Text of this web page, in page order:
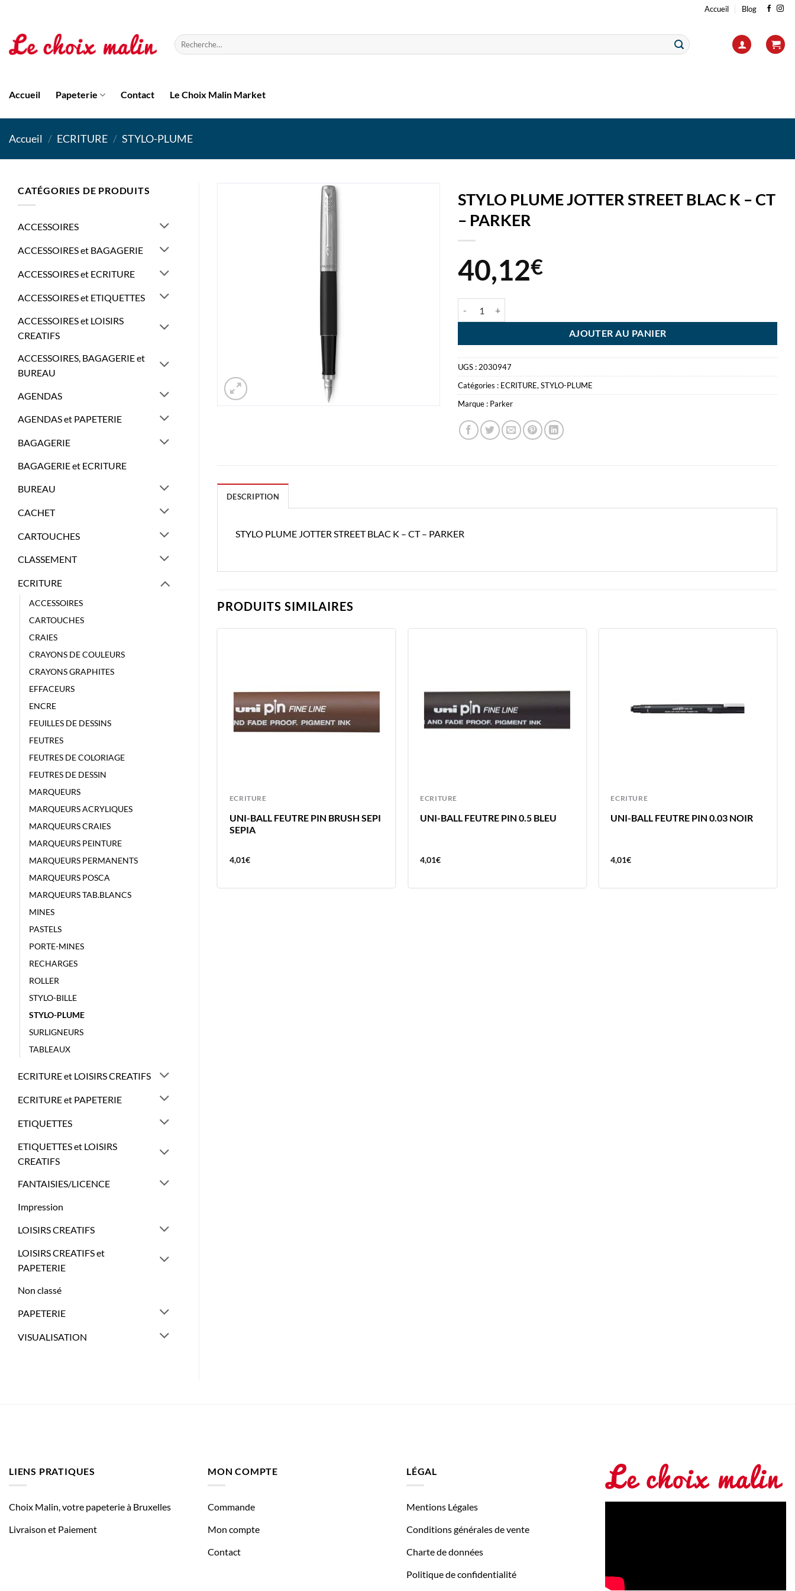
contenu
Accueil Blog
Recherche
pour :
Accueil Papeterie Contact Le Choix Malin Market
Accueil / ECRITURE / STYLO-PLUME
CATÉGORIES DE PRODUITS
ACCESSOIRES
ACCESSOIRES et BAGAGERIE
ACCESSOIRES et ECRITURE
ACCESSOIRES et ETIQUETTES
ACCESSOIRES et LOISIRS
CREATIFS
ACCESSOIRES, BAGAGERIE et
BUREAU
AGENDAS
AGENDAS et PAPETERIE
BAGAGERIE
BAGAGERIE et ECRITURE
BUREAU
CACHET
CARTOUCHES
CLASSEMENT
ECRITURE
ACCESSOIRES
CARTOUCHES
CRAIES
CRAYONS DE COULEURS
CRAYONS GRAPHITES
EFFACEURS
ENCRE
FEUILLES DE DESSINS
FEUTRES
FEUTRES DE COLORIAGE
FEUTRES DE DESSIN
MARQUEURS
MARQUEURS ACRYLIQUES
MARQUEURS CRAIES
MARQUEURS PEINTURE
MARQUEURS PERMANENTS
MARQUEURS POSCA
MARQUEURS TAB.BLANCS
MINES
PASTELS
PORTE-MINES
RECHARGES
ROLLER
STYLO-BILLE
STYLO-PLUME
SURLIGNEURS
TABLEAUX
ECRITURE et LOISIRS CREATIFS
ECRITURE et PAPETERIE
ETIQUETTES
ETIQUETTES et LOISIRS
CREATIFS
FANTAISIES/LICENCE
Impression
LOISIRS CREATIFS
LOISIRS CREATIFS et
PAPETERIE
Non classé
PAPETERIE
VISUALISATION
STYLO PLUME JOTTER STREET BLAC K – CT
– PARKER
40,12€
AJOUTER AU PANIER
UGS : 2030947
Catégories : ECRITURE,STYLO-PLUME
Marque : Parker
DESCRIPTION
STYLO PLUME JOTTER STREET BLAC K – CT – PARKER
PRODUITS SIMILAIRES
ECRITURE
UNI-BALL FEUTRE PIN BRUSH SEPI
SEPIA
4,01€
ECRITURE
UNI-BALL FEUTRE PIN 0.5 BLEU
4,01€
ECRITURE
UNI-BALL FEUTRE PIN 0.03 NOIR
4,01€
ECRITURE
ASSORTIES – 5X PWE5 + 2X PWE3
CRAIE
32,50€
LIENS PRATIQUES
Choix Malin, votre papeterie à Bruxelles
Livraison et Paiement
MON COMPTE
Commande
Mon compte
Contact
LÉGAL
Mentions Légales
Conditions générales de vente
Charte de données
Politique de confidentialité